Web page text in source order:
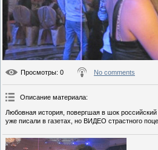
Просмотры: 0 No comments
Описание материала:
Любовная история, повергшая в шок
уже писали в газетах, но ВИДЕО страстного